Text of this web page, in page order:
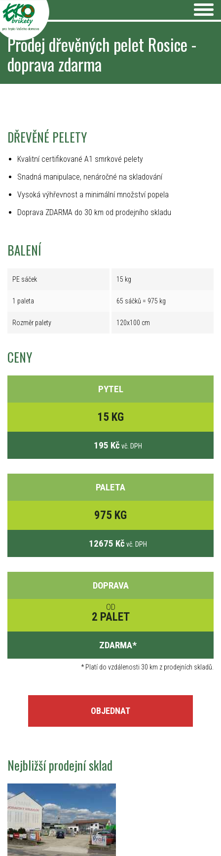
pro teplo Vašeho domova
Prodej dřevěných pelet Rosice -
doprava zdarma
DŘEVĚNÉ PELETY
Kvalitní certifikované A1 smrkové pelety
Snadná manipulace, nenáročné na skladování
Vysoká výhřevnost a minimální množství popela
Doprava ZDARMA do 30 km od prodejního skladu
BALENÍ
PE sáček 15 kg
1 paleta 65 sáčků = 975 kg
Rozměr palety 120x100 cm
CENY
PYTEL
15 KG
195 Kč vč. DPH
PALETA
975 KG
12675 Kč vč. DPH
DOPRAVA
OD
2 PALET
ZDARMA*
*Platí do vzdálenosti 30 km z prodejních skladů.
OBJEDNAT
Nejbližší prodejní sklad